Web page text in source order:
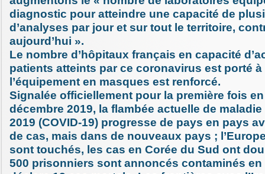
diagnostic pour atteindre une capacité de
d’analyses par jour et sur tout le territoire,
aujourd’hui ».
Le nombre d’hôpitaux français en capacité
patients atteints par ce coronavirus est porté à
l’équipement en masques est renforcé.
Signalée officiellement pour la première fois
décembre 2019, la flambée actuelle de
2019 (COVID-19) progresse de pays en pays
de cas, mais dans de nouveaux pays ;
sont touchés, les cas en Corée du Sud ont
500 prisonniers sont annoncés contaminés en